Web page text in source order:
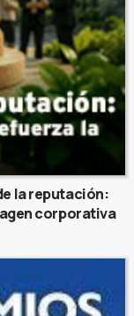
la reputación:
corporativa